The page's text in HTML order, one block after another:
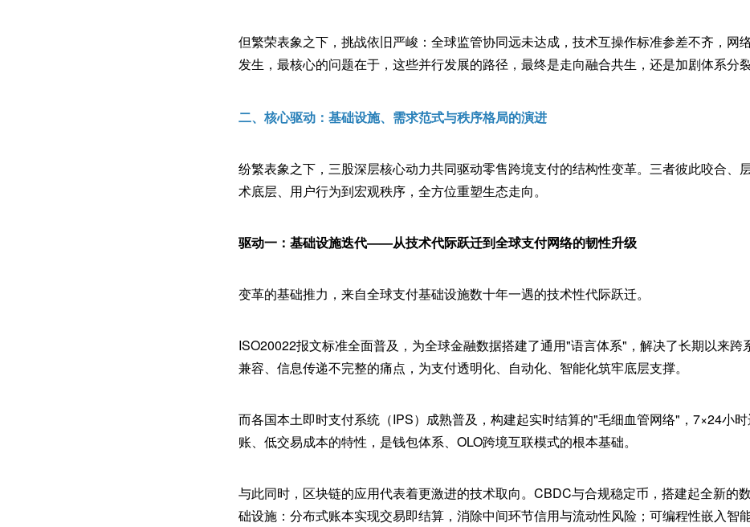
但繁荣表象之下，挑战依旧严峻：全球监管协同远未达成，技术互操作标准参差不齐，网
发生，最核心的问题在于，这些并行发展的路径，最终是走向融合共生，还是加剧体系分
二、核心驱动：基础设施、需求范式与秩序格局的演进
纷繁表象之下，三股深层核心动力共同驱动零售跨境支付的结构性变革。三者彼此咬合、
术底层、用户行为到宏观秩序，全方位重塑生态走向。
驱动一：基础设施迭代——从技术代际跃迁到全球支付网络的韧性升级
变革的基础推力，来自全球支付基础设施数十年一遇的技术性代际跃迁。
ISO20022报文标准全面普及，为全球金融数据搭建了通用"语言体系"，解决了长期以来跨
兼容、信息传递不完整的痛点，为支付透明化、自动化、智能化筑牢底层支撑。
而各国本土即时支付系统（IPS）成熟普及，构建起实时结算的"毛细血管网络"，7×24小
账、低交易成本的特性，是钱包体系、OLO跨境互联模式的根本基础。
与此同时，区块链的应用代表着更激进的技术取向。CBDC与合规稳定币，搭建起全新的
础设施：分布式账本实现交易即结算，消除中间环节信用与流动性风险；可编程性嵌入智